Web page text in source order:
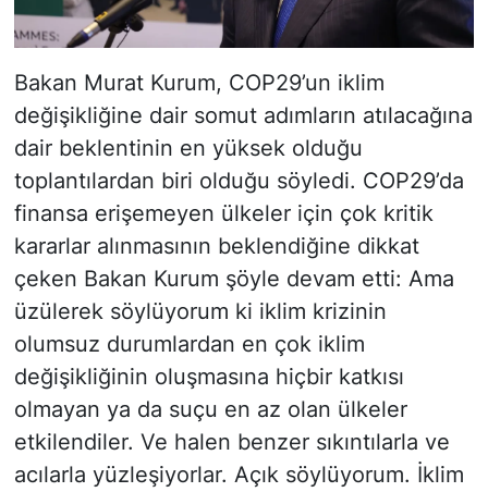
Bakan Murat Kurum, COP29’un iklim
değişikliğine dair somut adımların atılacağına
dair beklentinin en yüksek olduğu
toplantılardan biri olduğu söyledi. COP29’da
finansa erişemeyen ülkeler için çok kritik
kararlar alınmasının beklendiğine dikkat
çeken Bakan Kurum şöyle devam etti: Ama
üzülerek söylüyorum ki iklim krizinin
olumsuz durumlardan en çok iklim
değişikliğinin oluşmasına hiçbir katkısı
olmayan ya da suçu en az olan ülkeler
etkilendiler. Ve halen benzer sıkıntılarla ve
acılarla yüzleşiyorlar. Açık söylüyorum. İklim